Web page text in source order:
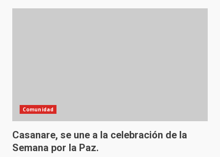
Comunidad
Casanare, se une a la celebración de la
Semana por la Paz.